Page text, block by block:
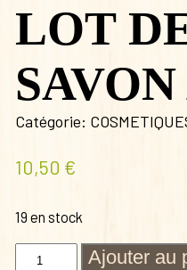
LOT
Catégorie:
10,50 €
19 en stock
quantité
Ajouter au